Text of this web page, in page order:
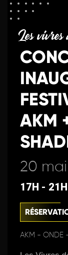
Les
AKM
20 mai
17H - 21H
AKM - ONDE